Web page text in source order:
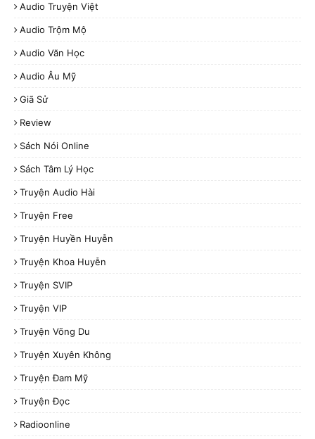
Audio Truyện Việt
Audio Trộm Mộ
Audio Văn Học
Audio Âu Mỹ
Giã Sử
Review
Sách Nói Online
Sách Tâm Lý Học
Truyện Audio Hài
Truyện Free
Truyện Huyền Huyễn
Truyện Khoa Huyễn
Truyện SVIP
Truyện VIP
Truyện Võng Du
Truyện Xuyên Không
Truyện Đam Mỹ
Truyện Đọc
Radioonline